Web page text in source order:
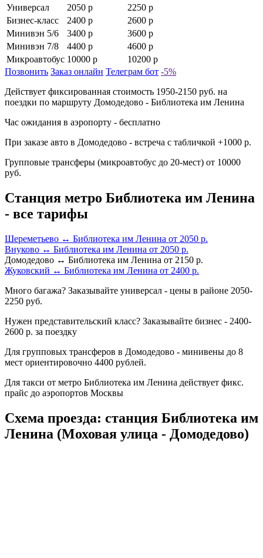
Универсал
2050 р
2250 р
Бизнес-класс
2400 р
2600 р
Минивэн 5/6
3400 р
3600 р
Минивэн 7/8
4400 р
4600 р
Микроавтобус 10000 р
10200 р
Позвонить Заказ онлайн Телеграм бот -5%
Действует фиксированная стоимость 1950-2150 руб. на
поездки по маршруту Домодедово - Библиотека им Ленина
Час ожидания в аэропорту - бесплатно
При заказе авто в Домодедово - встреча с табличкой +1000 р.
Групповые трансферы (микроавтобус до 20-мест) от 10000
руб.
Станция метро Библиотека им Ленина
- все тарифы
Шереметьево ↔ Библиотека им Ленина от 2050 р.
Внуково ↔ Библиотека им Ленина от 2050 р.
Домодедово ↔ Библиотека им Ленина от 2150 р.
Жуковский ↔ Библиотека им Ленина от 2400 р.
Много багажа? Заказывайте универсал - цены в районе 2050-
2250 руб.
Нужен представительский класс? Заказывайте бизнес - 2400-
2600 р. за поездку
Для групповых трансферов в Домодедово - минивены до 8
мест ориентировочно 4400 рублей.
Для такси от метро Библиотека им Ленина действует фикс.
прайс до аэропортов Москвы
Схема проезда: станция Библиотека им
Ленина (Моховая улица - Домодедово)